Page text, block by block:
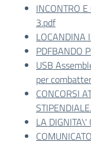
INCONTRO
3.pdf
LOCANDINA
PDFBANDO
USB
per
CONCORSI
LA DIGNITA\'